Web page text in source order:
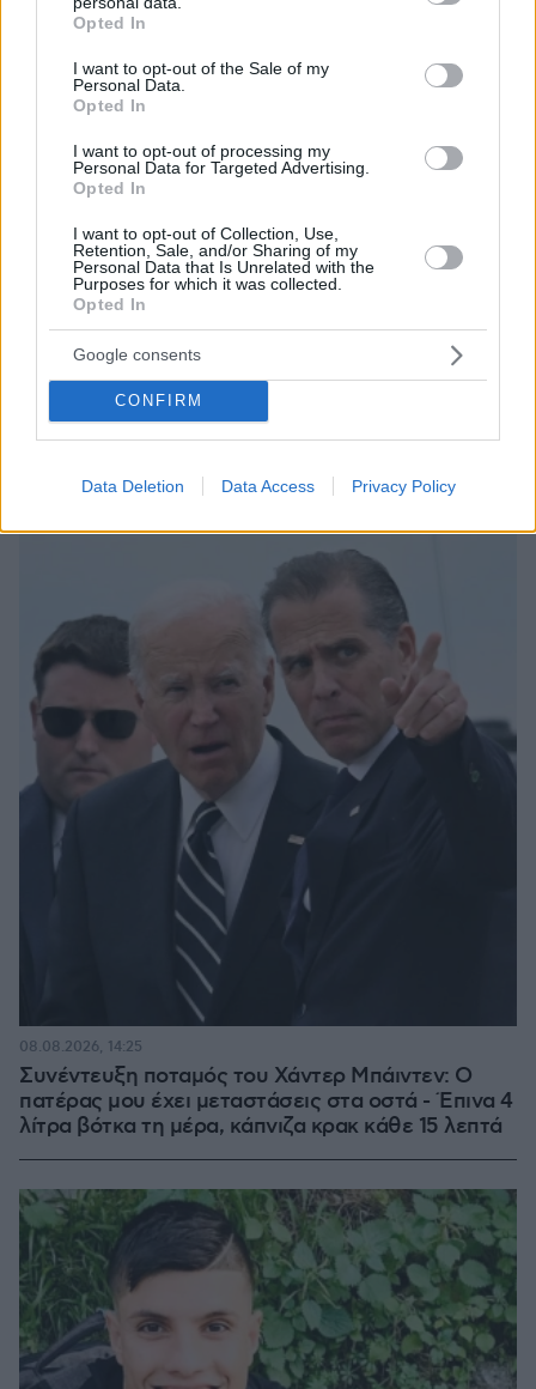
grant or deny consent to Google and its third-party tags to
use your data for below specified purposes in below Google
consent section.
Opted In
I want to opt-out of the Sale of my
Personal Data.
Opted In
I want to opt-out of processing my
Personal Data for Targeted Advertising.
Opted In
I want to opt-out of Collection, Use,
Retention, Sale, and/or Sharing of my
Personal Data that Is Unrelated with the
Purposes for which it was collected.
Opted In
Google consents
CONFIRM
Data Deletion Data Access Privacy Policy
λεπτά και ξυλοκόπησαν τον κοσμηματοπώλη που τους
κυνήγησε στη Βρετανία
Καστοριά: Νεκρή μεγαλόσωμη αρκούδα, πιθανόν από
πυροβολισμό
πριν 17 λεπτά
Οπαδός του ΟΦΗ έβγαλε εισιτήριο διαρκείας στον 2
μηνών γιο του: «Είναι οικογένεια, είναι παράδοση»,
έγραψε η ΠΑΕ, δείτε βίντεο
πριν 21 λεπτά
Διακοπές στη Δυτική Πελοπόννησο: Ιστορία, θάλασσα
και καταρράκτες
πριν 22 λεπτά
ΔΕΙΤΕ ΟΛΕΣ ΤΙΣ ΕΙΔΗΣΕΙΣ
ΤΑ ΠΙΟ ΔΗΜΟΦΙΛΗ
Συνέντευξη ποταμός του Χάντερ Μπάιντεν: Ο
πατέρας μου έχει μεταστάσεις στα οστά - Έπινα 4
λίτρα βότκα τη μέρα, κάπνιζα κρακ κάθε 15 λεπτά
08.08.2026, 14:25